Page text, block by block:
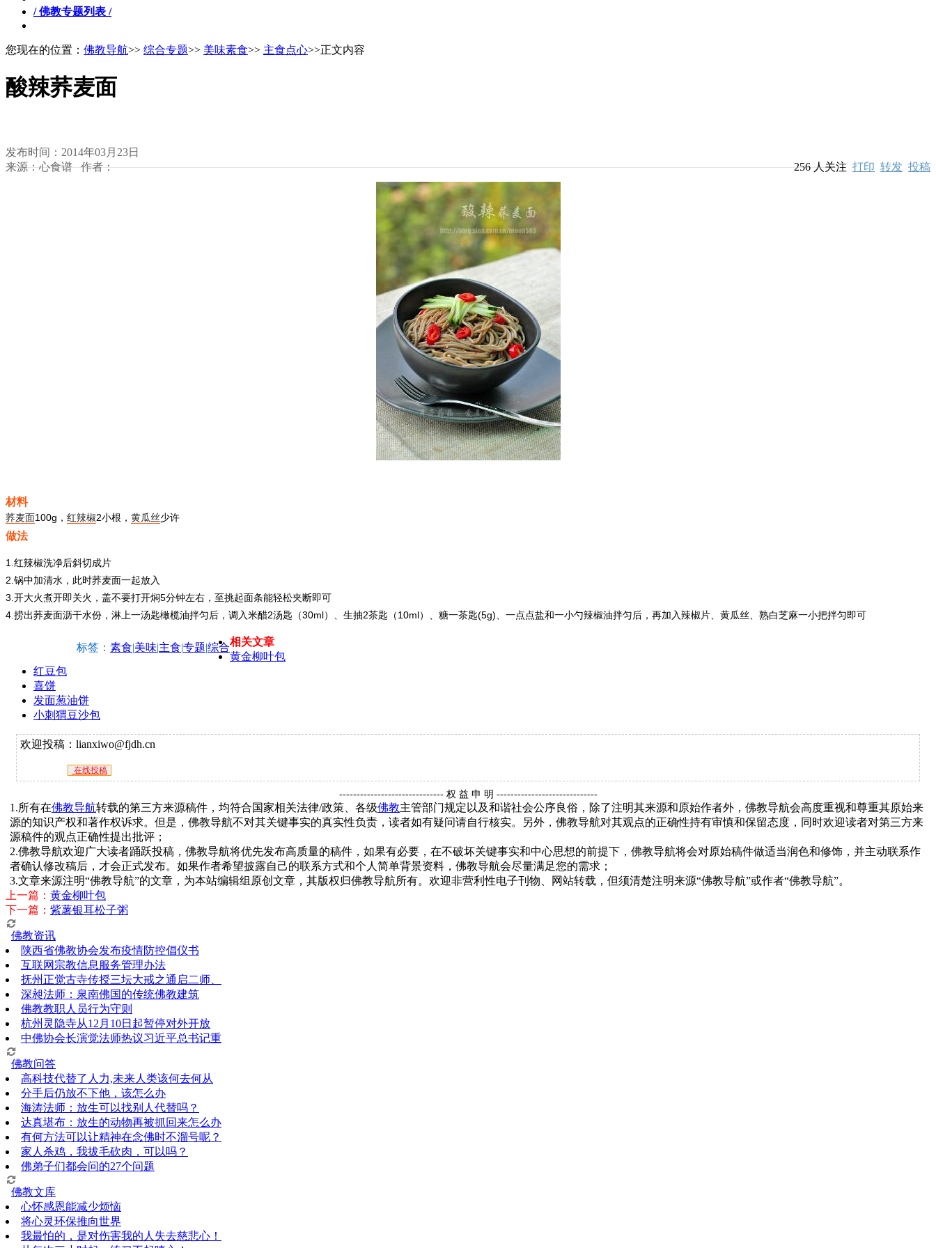
/ 佛教专题列表 /
您现在的位置： 佛教导航>> 综合专题>> 美味素食>> 主食点心>>正文内容
酸辣荞麦面
发布时间：2014年03月23日
来源：心食谱 作者：
256人关注 打印 转发 投稿
材料
荞麦面100g， 红辣椒2小根， 黄瓜丝少许
做法
1.红辣椒洗净后斜切成片
2.锅中加清水，此时荞麦面一起放入
3.开大火煮开即关火，盖不要打开焖5分钟左右，至挑起面条能轻松夹断即可
4.捞出荞麦面沥干水份，淋上一汤匙橄榄油拌匀后，调入米醋2汤匙（30ml）、生抽2茶匙（10ml）、糖一茶匙(5g)、一点点盐和一小勺辣椒油拌匀后，再加入辣椒片、黄瓜丝、熟白芝麻一小把拌匀即可
标签： 素食|美味|主食|专题|综合相关文章
黄金柳叶包
红豆包
喜饼
发面葱油饼
小刺猬豆沙包
欢迎投稿：lianxiwo@fjdh.cn
在线投稿
------------------------------ 权 益 申 明 -----------------------------
1.所有在佛教导航转载的第三方来源稿件，均符合国家相关法律/政策、各级佛教主管部门规定以及和谐社会公序良俗，除了注明其来源和原始作者外，佛教导航会高度重视和尊重其原始来
源的知识产权和著作权诉求。但是，佛教导航不对其关键事实的真实性负责，读者如有疑问请自行核实。另外，佛教导航对其观点的正确性持有审慎和保留态度，同时欢迎读者对第三方来
源稿件的观点正确性提出批评；
2.佛教导航欢迎广大读者踊跃投稿，佛教导航将优先发布高质量的稿件，如果有必要，在不破坏关键事实和中心思想的前提下，佛教导航将会对原始稿件做适当润色和修饰，并主动联系作
者确认修改稿后，才会正式发布。如果作者希望披露自己的联系方式和个人简单背景资料，佛教导航会尽量满足您的需求；
3.文章来源注明“佛教导航”的文章，为本站编辑组原创文章，其版权归佛教导航所有。欢迎非营利性电子刊物、网站转载，但须清楚注明来源“佛教导航”或作者“佛教导航”。
上一篇： 黄金柳叶包
下一篇： 紫薯银耳松子粥
佛教资讯
陕西省佛教协会发布疫情防控倡仪书
互联网宗教信息服务管理办法
抚州正觉古寺传授三坛大戒之通启二师、
深昶法师：泉南佛国的传统佛教建筑
佛教教职人员行为守则
杭州灵隐寺从12月10日起暂停对外开放
中佛协会长演觉法师热议习近平总书记重
佛教问答
高科技代替了人力,未来人类该何去何从
分手后仍放不下他，该怎么办
海涛法师：放生可以找别人代替吗？
达真堪布：放生的动物再被抓回来怎么办
有何方法可以让精神在念佛时不溜号呢？
家人杀鸡，我拔毛砍肉，可以吗？
佛弟子们都会问的27个问题
佛教文库
心怀感恩能减少烦恼
将心灵环保推向世界
我最怕的，是对伤害我的人失去慈悲心！